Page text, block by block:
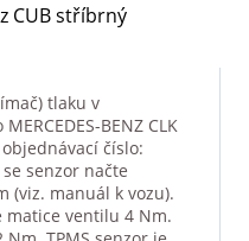
CUB stříbrný
tlaku v
BENZ CLK
objednávací číslo:
senzor načte
(viz. manuál k vozu).
matice ventilu 4 Nm.